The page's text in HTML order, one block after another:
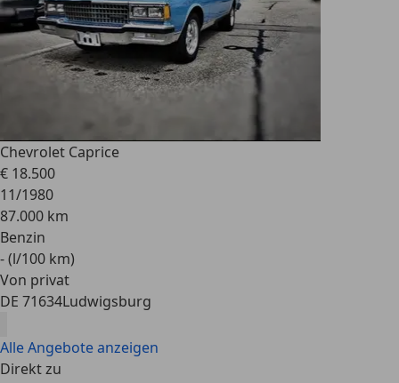
Chevrolet Caprice
€ 18.500
11/1980
87.000 km
Benzin
- (l/100 km)
Von privat
DE 71634Ludwigsburg
Alle Angebote anzeigen
Direkt zu